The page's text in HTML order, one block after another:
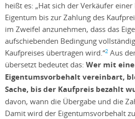
heißt es: „Hat sich der Verkäufer
Eigentum bis zur Zahlung des
im Zweifel anzunehmen, dass das
aufschiebenden Bedingung
Kaufpreises übertragen wird.“2 Aus
übersetzt bedeutet das: Wer mit
Eigentumsvorbehalt vereinbart,
Sache, bis der Kaufpreis bezahlt
davon, wann die Übergabe und die
Damit wird der Eigentumsvorbehalt